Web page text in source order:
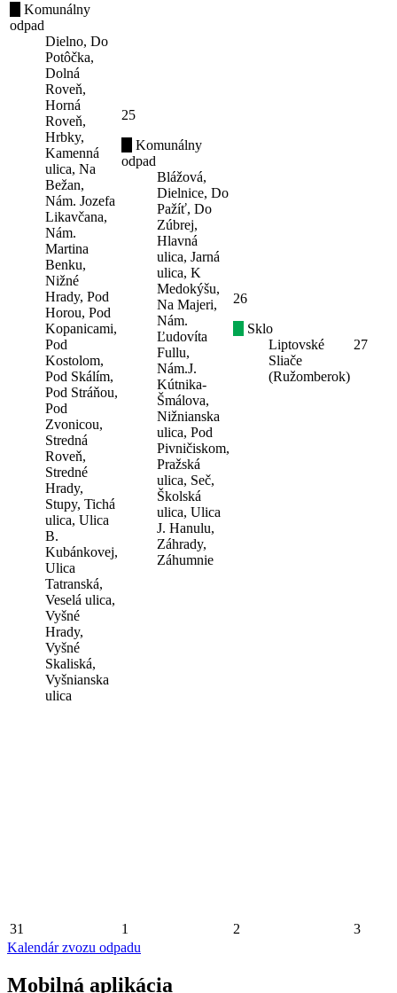
Komunálny
odpad
Dielno, Do
Potôčka,
Dolná
Roveň,
Horná
Roveň,
Hrbky,
Kamenná
ulica, Na
Bežan,
Nám. Jozefa
Likavčana,
Nám.
Martina
Benku,
Nižné
Hrady, Pod
Horou, Pod
Kopanicami,
Pod
Kostolom,
Pod Skálím,
Pod Stráňou,
Pod
Zvonicou,
Stredná
Roveň,
Stredné
Hrady,
Stupy, Tichá
ulica, Ulica
B.
Kubánkovej,
Ulica
Tatranská,
Veselá ulica,
Vyšné
Hrady,
Vyšné
Skaliská,
Vyšnianska
ulica
25
Komunálny
odpad
Blážová,
Dielnice, Do
Pažíť, Do
Zúbrej,
Hlavná
ulica, Jarná
ulica, K
Medokýšu,
Na Majeri,
Nám.
Ľudovíta
Fullu,
Nám.J.
Kútnika-
Šmálova,
Nižnianska
ulica, Pod
Pivničiskom,
Pražská
ulica, Seč,
Školská
ulica, Ulica
J. Hanulu,
Záhrady,
Záhumnie
26
Sklo
Liptovské
Sliače
(Ružomberok)
27
31 1 2
3
Kalendár zvozu odpadu
Mobilná aplikácia